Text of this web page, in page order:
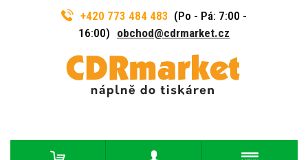
+420 773 484 483 (Po - Pá: 7:00 -
16:00) obchod@cdrmarket.cz